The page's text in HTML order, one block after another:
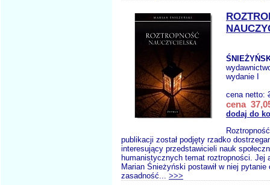
wydanie I
cena netto:
cena
dodaj do
publikacji został podjęty rzadko
interesujący przedstawicieli nauk
humanistycznych temat roztropności. Jej
Marian Śnieżyński postawił w niej pytanie
zasadność... >>>